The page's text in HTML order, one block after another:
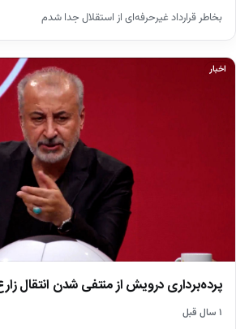
بخاطر قرارداد‌ غیرحرفه‌ای از استقلال جدا شدم
اخبار
پرده‌برداری درویش از منتفی شدن انتقال
۱ سال قبل